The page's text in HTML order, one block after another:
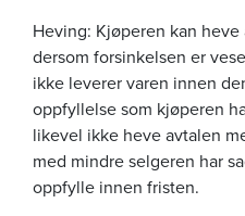
Heving: Kjøperen kan
dersom forsinkelsen er
ikke leverer varen innen
oppfyllelse som kjøperen
likevel ikke heve avtalen
med mindre selgeren har
oppfylle innen fristen.